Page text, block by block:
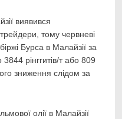
виявився
тому червневі
Бурса в Малайзії за
рінггитів/т або 809
зниження слідом за
олії в Малайзії